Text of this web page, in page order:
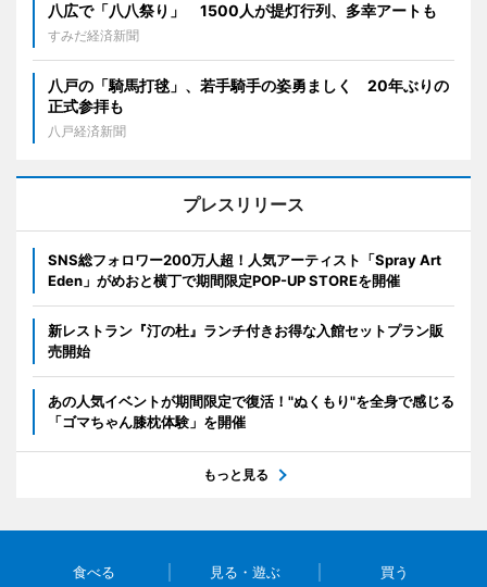
八広で「八八祭り」 1500人が提灯行列、多幸アートも
すみだ経済新聞
八戸の「騎馬打毬」、若手騎手の姿勇ましく 20年ぶりの
正式参拝も
八戸経済新聞
プレスリリース
SNS総フォロワー200万人超！人気アーティスト「Spray Art
Eden」がめおと横丁で期間限定POP-UP STOREを開催
新レストラン『汀の杜』ランチ付きお得な入館セットプラン販
売開始
あの人気イベントが期間限定で復活！"ぬくもり"を全身で感じる
「ゴマちゃん膝枕体験」を開催
もっと見る
食べる 見る・遊ぶ 買う